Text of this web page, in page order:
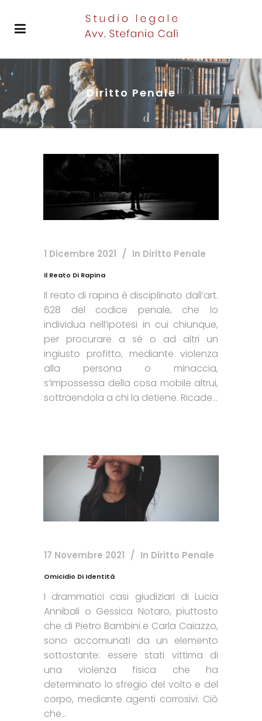
Diritto Penale
1 Dicembre 2021 In Diritto Penale
Il Reato Di Rapina
Il reato di rapina è disciplinato dall’art.
628 del codice penale, che lo
individua nell’ipotesi in cui chiunque,
per procurare a sé o ad altri un
ingiusto profitto, mediante violenza
alla persona o minaccia,
s’impossessa della cosa mobile altrui,
sottraendola a chi la detiene. Ricade...
17 Novembre 2021 In Diritto Penale
Omicidio Di Identità
I drammatici casi giudiziari di Lucia
Annibali o Gessica Notaro, piuttosto
che di Pietro Bambini e Carla Caiazzo,
sono accomunati da un elemento
sottostante: essere stati vittima di
una violenza fisica che ha
determinato lo sfregio del volto e del
corpo, mediante agenti corrosivi. Ciò
che...